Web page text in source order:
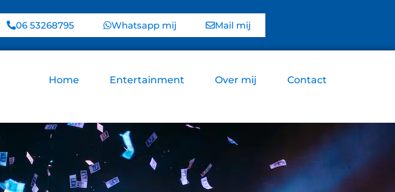
06 53268795 Whatsapp mij Mail mij
Home Entertainment Over mij Contact